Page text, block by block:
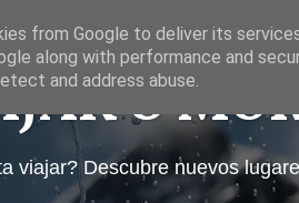
O
viajar? Descubre nuevos
from Google to deliver its
along with performance and
and address abuse.